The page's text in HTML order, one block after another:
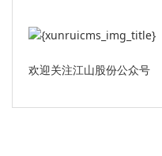
欢迎关注江山股份公众号